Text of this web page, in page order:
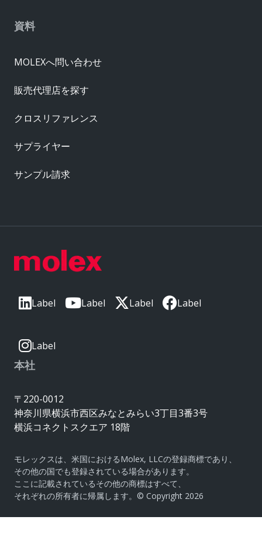
Label Label Label Label
Label
本社
〒220-0012
神奈川県横浜市西区みなとみらい3丁目3番3号
横浜コネクトスクエア 18階
モレックスは、米国におけるMolex, LLCの登録商標であり、
その他の国でも登録されている場合があります。
ここに記載されているその他の商標はすべて、
それぞれの所有者に帰属します。© Copyright 2026
資料
MOLEXへ問い合わせ
販売代理店を探す
クロスリファレンス
サプライヤー
サンプル請求